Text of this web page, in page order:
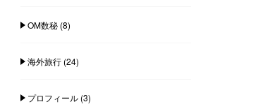
OM数秘(8)
海外旅行(24)
プロフィール(3)